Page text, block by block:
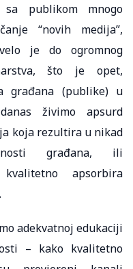
publikom mnogo
“novih medija”,
je do ogromnog
što je opet,
građana (publike) u
živimo apsurd
koja rezultira u nikad
građana, ili
apsorbira
adekvatnoj edukaciji
– kako kvalitetno